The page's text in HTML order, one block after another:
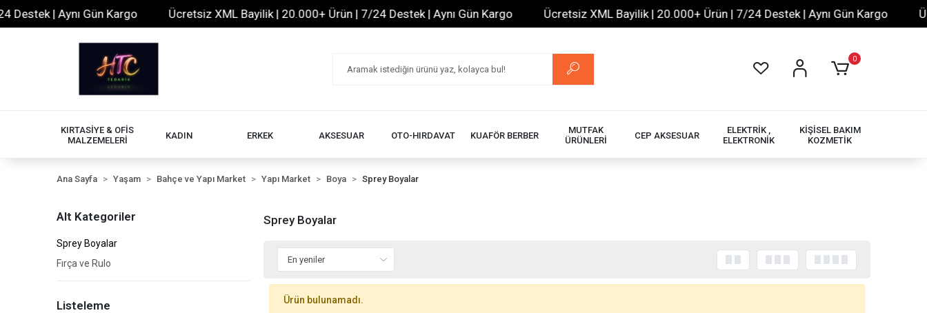
| Aynı Gün Kargo Ücretsiz XML Bayilik | 20.000+ Ürün | 7/24 Destek | Aynı Gün Kargo Ücretsiz XML Bayilik | 20.000+ Ürün | 7/24 Destek | Aynı Gün Kargo
0
KIRTASİYE & OFİS
MALZEMELERİ
KADIN ERKEK AKSESUAR OTO-HIRDAVAT KUAFÖR BERBER
MUTFAK
ÜRÜNLERİ
CEP AKSESUAR
ELEKTRİK ,
ELEKTRONİK
KİŞİSEL BAKIM
KOZMETİK
Ana Sayfa Yaşam Bahçe ve Yapı Market Yapı Market Boya Sprey Boyalar
Alt Kategoriler
Sprey Boyalar
Fırça ve Rulo
Listeleme
Sprey Boyalar
Ürün bulunamadı.